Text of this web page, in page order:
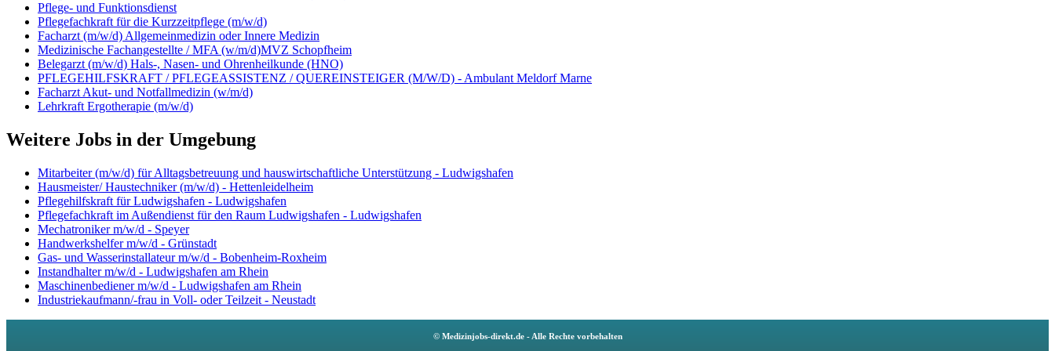
Pflege- und Funktionsdienst
Pflegefachkraft für die Kurzzeitpflege (m/w/d)
Facharzt (m/w/d) Allgemeinmedizin oder Innere Medizin
Medizinische Fachangestellte / MFA (w/m/d)MVZ Schopfheim
Belegarzt (m/w/d) Hals-, Nasen- und Ohrenheilkunde (HNO)
PFLEGEHILFSKRAFT / PFLEGEASSISTENZ / QUEREINSTEIGER (M/W/D) - Ambulant Meldorf Marne
Facharzt Akut- und Notfallmedizin (w/m/d)
Lehrkraft Ergotherapie (m/w/d)
Weitere Jobs in der Umgebung
Mitarbeiter (m/w/d) für Alltagsbetreuung und hauswirtschaftliche Unterstützung - Ludwigshafen
Hausmeister/ Haustechniker (m/w/d) - Hettenleidelheim
Pflegehilfskraft für Ludwigshafen - Ludwigshafen
Pflegefachkraft im Außendienst für den Raum Ludwigshafen - Ludwigshafen
Mechatroniker m/w/d - Speyer
Handwerkshelfer m/w/d - Grünstadt
Gas- und Wasserinstallateur m/w/d - Bobenheim-Roxheim
Instandhalter m/w/d - Ludwigshafen am Rhein
Maschinenbediener m/w/d - Ludwigshafen am Rhein
Industriekaufmann/-frau in Voll- oder Teilzeit - Neustadt
© Medizinjobs-direkt.de - Alle Rechte vorbehalten